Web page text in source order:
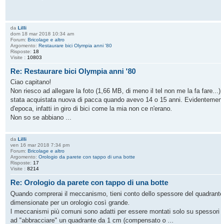
da Lilli
dom 18 mar 2018 10:34 am
Forum: Bricolage e altro
Argomento: Restaurare bici Olympia anni '80
Risposte: 18
Visite : 10803
Re: Restaurare bici Olympia anni '80
Ciao capitano!
Non riesco ad allegare la foto (1,66 MB, di meno il tel non me la fa
stata acquistata nuova di pacca quando avevo 14 o 15 anni.
d'epoca, infatti in giro di bici come la mia non ce n'erano.
Non so se abbiano ...
da Lilli
ven 16 mar 2018 7:34 pm
Forum: Bricolage e altro
Argomento: Orologio da parete con tappo di una botte
Risposte: 17
Visite : 8214
Re: Orologio da parete con tappo di una botte
Quando comprerai il meccanismo, tieni conto dello spessore del
dimensionate per un orologio così grande.
I meccanismi più comuni sono adatti per essere montati solo su
ad "abbracciare" un quadrante da 1 cm (compensato o ...